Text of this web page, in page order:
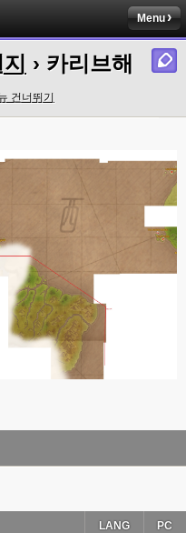
Menu
› 카리브해
건너뛰기
PC
LANG
00:16
00:17
로 접속해도 3명인거보면
00:17
00:18
;;
00:19
00:19